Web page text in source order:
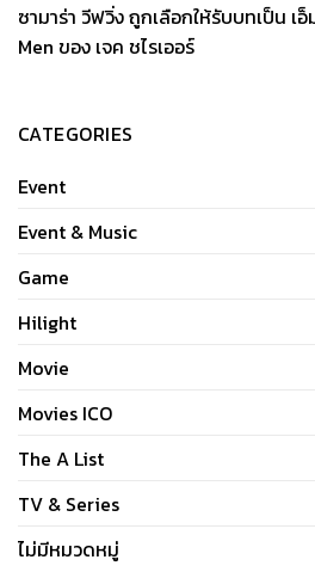
ซามาร่า วีฟวิ่ง ถูกเลือกให้รับบทเป็น
Men ของ เจค ชไรเออร์
CATEGORIES
Event
Event & Music
Game
Hilight
Movie
Movies ICO
The A List
TV & Series
ไม่มีหมวดหมู่